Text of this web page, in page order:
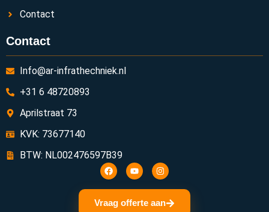
Contact
Contact
Info@ar-infrathechniek.nl
+31 6 48720893
Aprilstraat 73
KVK: 73677140
BTW: NL002476597B39
Vraag offerte aan